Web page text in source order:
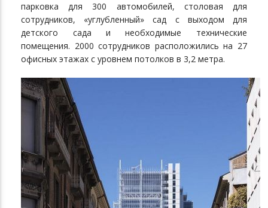
парковка для 300 автомобилей, столовая для
сотрудников, «углубленный» сад с выходом для
детского сада и необходимые технические
помещения. 2000 сотрудников расположились на 27
офисных этажах с уровнем потолков в 3,2 метра.